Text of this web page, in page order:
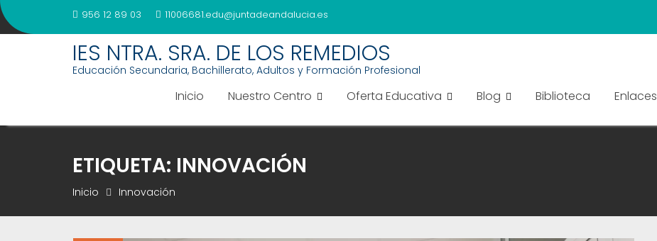
Saltar
al
956 12 89 03 11006681.edu@juntadeandalucia.es
IES NTRA. SRA. DE LOS REMEDIOS
Educación Secundaria, Bachillerato, Adultos y Formación Profesional
Inicio Nuestro Centro Oferta Educativa Blog Biblioteca Enlaces
ETIQUETA: INNOVACIÓN
Inicio Innovación